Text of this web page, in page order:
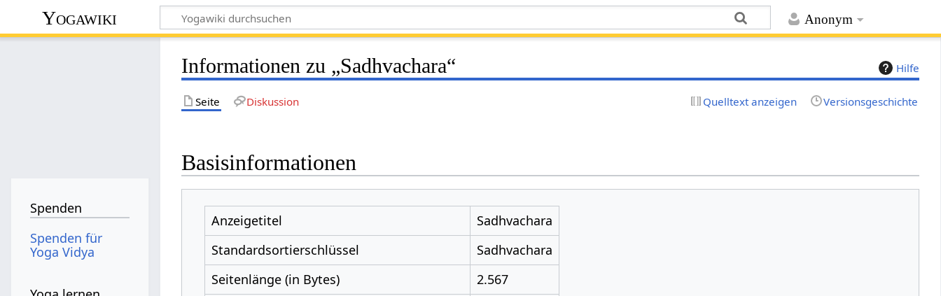
Anonym
Yogawiki
Hilfe
Informationen zu „Sadhvachara“
Seite Diskussion Quelltext anzeigen Versionsgeschichte
Basisinformationen
Anzeigetitel
Sadhvachara
Standardsortierschlüssel
Sadhvachara
Seitenlänge (in Bytes)
2.567
Spenden
Spenden für
Yoga Vidya